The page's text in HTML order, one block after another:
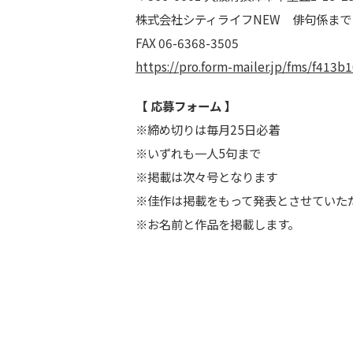
株式会社シティライフNEW 俳句係まで
FAX 06-6368-3505
https://pro.form-mailer.jp/fms/
【 応募フォーム 】
※締め切りは毎月25日必着
※いずれも一人5句まで
※掲載は次々号となります
※佳作は掲載をもって発表とさせていた
※お名前と作品を掲載します。